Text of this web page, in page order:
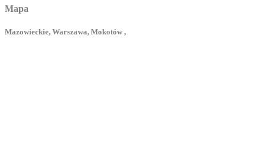
Mapa
Mazowieckie, Warszawa, Mokotów ,